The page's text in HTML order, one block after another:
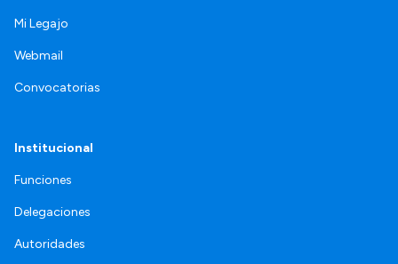
Mi Legajo
Webmail
Convocatorias
Institucional
Funciones
Delegaciones
Autoridades